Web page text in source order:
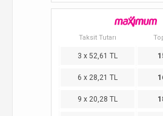
Taksit Tutarı
3 x 52,61 TL
6 x 28,21 TL
9 x 20,28 TL